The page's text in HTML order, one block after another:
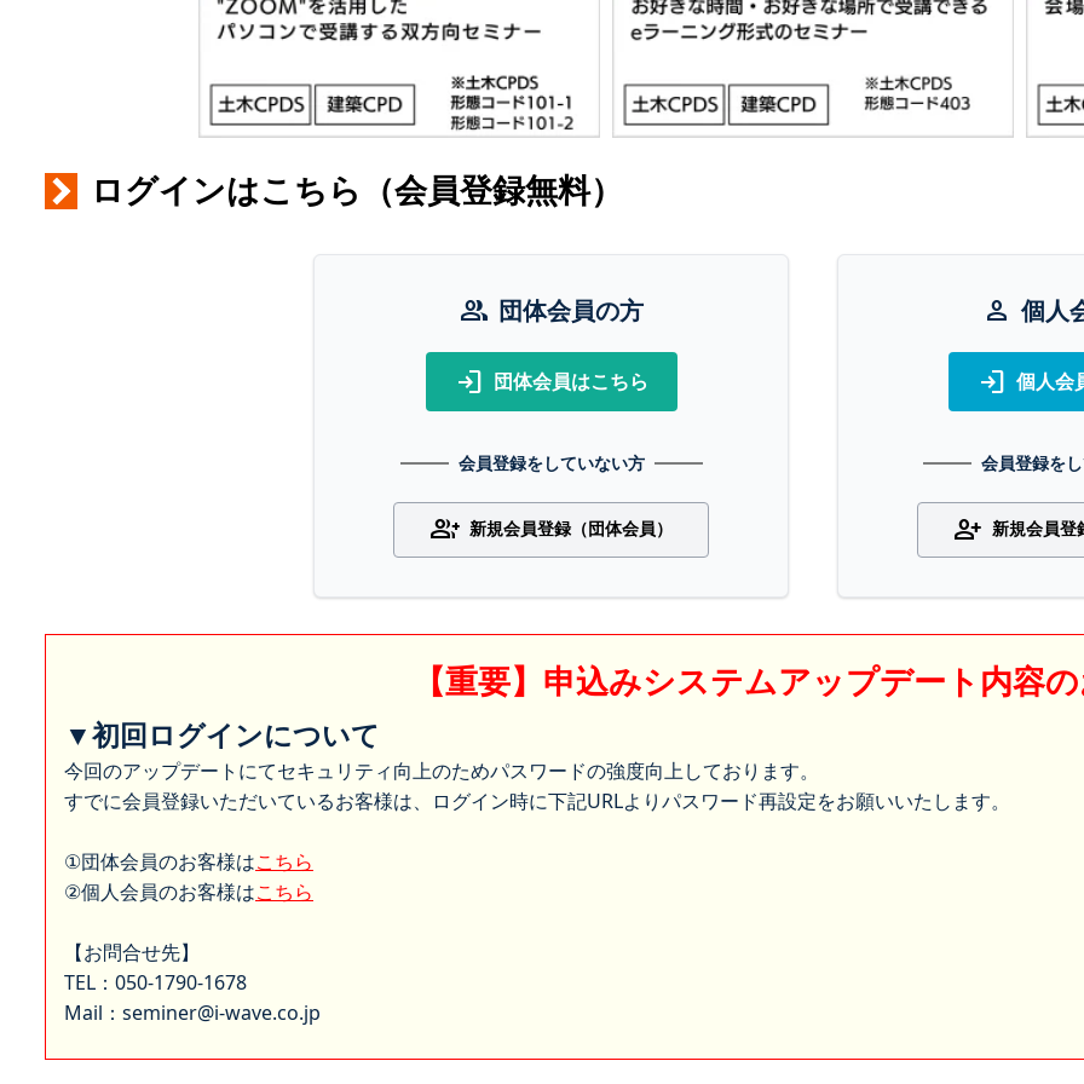
ログインはこちら（会員登録無料）
group 団体会員の方
login 団体会員はこちら
会員登録をしていない方
group_add 新規会員登録（団体会員）
person 個人
login 個人会
会員登録を
person_add 新規会員登
【重要】申込みシステムアップデート内容
▼初回ログインについて
今回のアップデートにてセキュリティ向上のためパスワードの強度向上しております。
すでに会員登録いただいているお客様は、ログイン時に下記URLよりパスワード再設定をお願いいたします。
①団体会員のお客様はこちら
②個人会員のお客様はこちら
【お問合せ先】
TEL：050-1790-1678
Mail：seminer@i-wave.co.jp